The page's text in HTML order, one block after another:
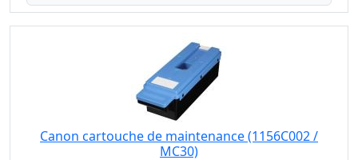
Canon cartouche de maintenance (1156C002 /
MC30)